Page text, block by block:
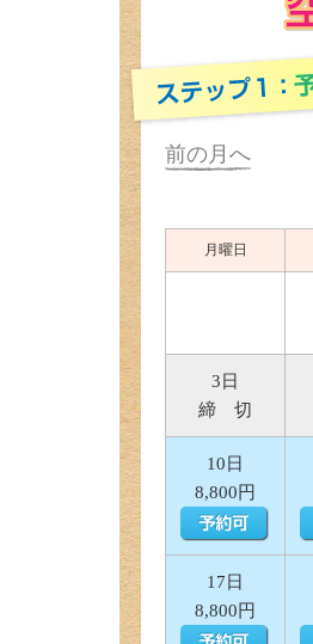
前の月へ
月曜日
3日
締 切
10日
8,800円
17日
8,800円